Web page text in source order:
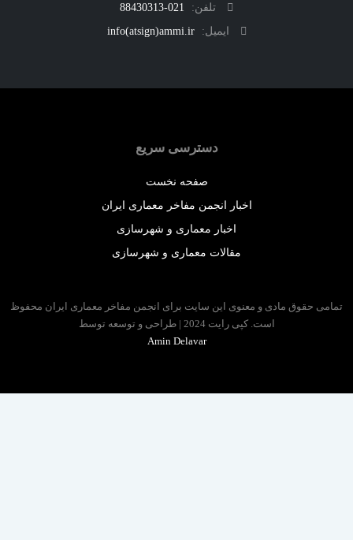
تلفن:
021-88430313
ایمیل:
info(atsign)ammi.ir
دسترسی سریع
صفحه نخست
اخبار انجمن مفاخر معماری ایران
اخبار معماری و شهرسازی
مقالات معماری و شهرسازی
حقوق مادی و معنوی این سایت برای انجمن مفاخر معماری ایران محفوظ
است. کپی رایت 2024 | طراحی و توسعه توسط
Amin Delavar